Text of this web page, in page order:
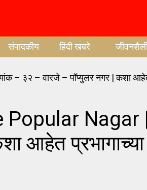
संपादकीय हिंदी खबरे
Nagar
आहेत प्रभागाच्या